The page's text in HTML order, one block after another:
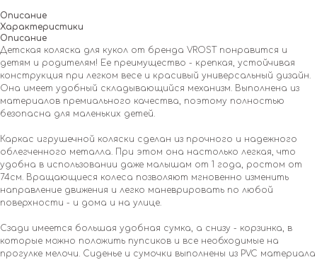
Описание
Характеристики
Описание
Детская коляска для кукол от бренда VROST понравится и
детям и родителям! Ее преимущество - крепкая, устойчивая
конструкция при легком весе и красивый универсальный дизайн.
Она имеет удобный складывающийся механизм. Выполнена из
материалов премиального качества, поэтому полностью
безопасна для маленьких детей.
Каркас игрушечной коляски сделан из прочного и надежного
облегченного металла. При этом она настолько легкая, что
удобна в использовании даже малышам от 1 года, ростом от
74см. Вращающиеся колеса позволяют мгновенно изменить
направление движения и легко маневрировать по любой
поверхности - и дома и на улице.
Сзади имеется большая удобная сумка, а снизу - корзинка, в
которые можно положить пупсиков и все необходимые на
прогулке мелочи. Сиденье и сумочки выполнены из PVC материала